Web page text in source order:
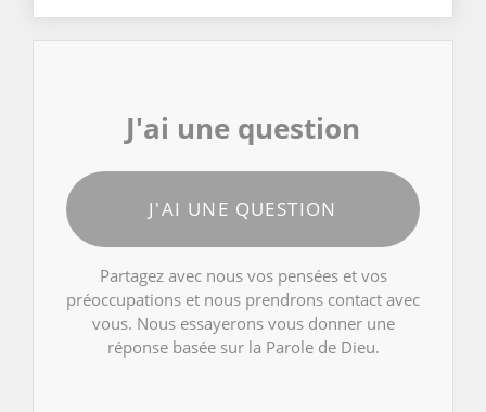
J'ai une question
J'AI UNE QUESTION
Partagez avec nous vos pensées et vos
préoccupations et nous prendrons contact avec
vous. Nous essayerons vous donner une
réponse basée sur la Parole de Dieu.